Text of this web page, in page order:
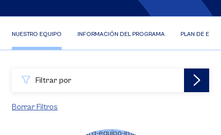
NUESTRO EQUIPO INFORMACIÓN DEL PROGRAMA PLAN DE
Filtrar por
Borrar Filtros